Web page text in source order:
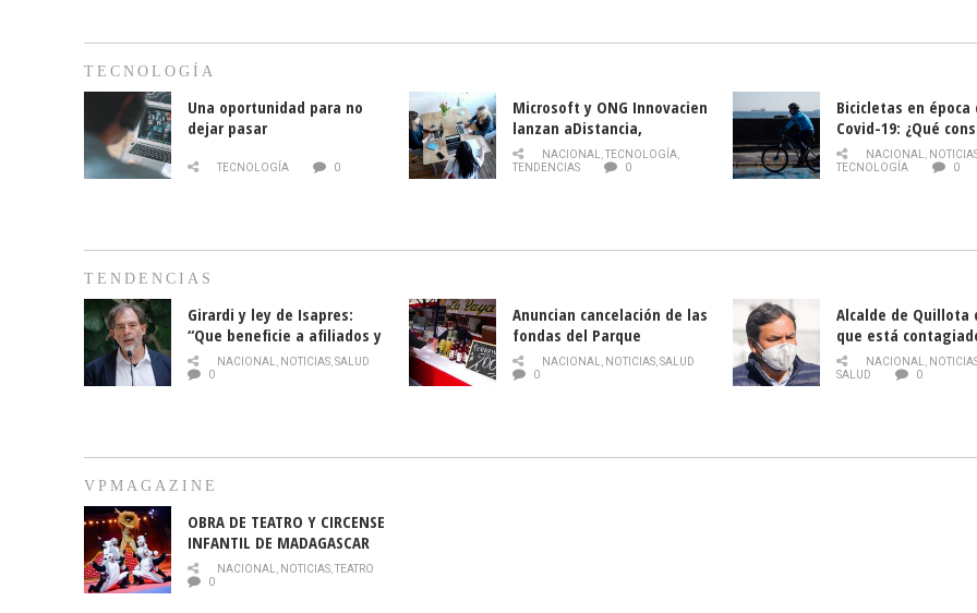
TECNOLOGÍA
Una oportunidad para no
dejar pasar
TECNOLOGÍA 0
Microsoft y ONG Innovacien
lanzan aDistancia,
plataforma con cursos
gratuitos online sobre
NACIONAL,TECNOLOGÍA,
TENDENCIAS
0
Bicicletas en época
Covid-19: ¿Qué
momento de
NACIONAL,
TECNOLOGÍA
0
TENDENCIAS
Girardi y ley de Isapres:
“Que beneficie a afiliados y
no legalice el abuso”
NACIONAL, NOTICIAS,SALUD
0
Anuncian cancelación de las
fondas del Parque
O’Higgins debido al
coronavirus
NACIONAL, NOTICIAS,SALUD
0
Alcalde de Quillota
que está
COVID-19
NACIONAL,
SALUD
0
VPMAGAZINE
OBRA DE TEATRO Y CIRCENSE
INFANTIL DE MADAGASCAR
EN EL PARQUE HURATDO
NACIONAL, NOTICIAS,TEATRO
0